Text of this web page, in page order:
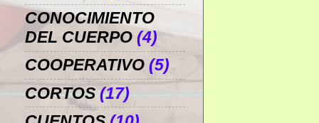
CONOCIMIENTO
DEL CUERPO (4)
COOPERATIVO (5)
CORTOS (17)